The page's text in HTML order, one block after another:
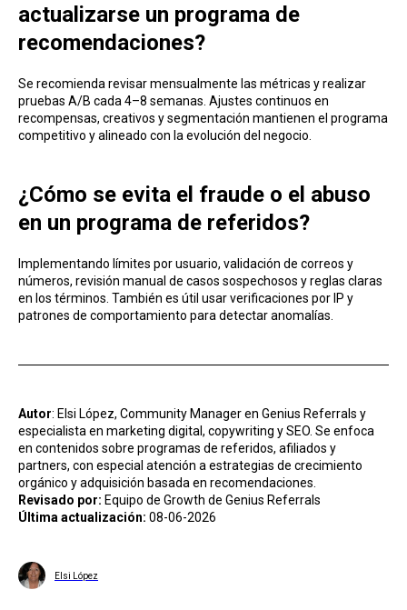
actualizarse un programa de
recomendaciones?
Se recomienda revisar mensualmente las métricas y r ealizar
pruebas A/B cada 4–8 semanas. Ajustes continuos en
recompensas, creativos y segmentación mantienen el programa
competitivo y alineado con la evolución del negocio.
¿Cómo se evita el fraude o el abuso
en un programa de referidos?
Implementando límites por usuario, validación d e correos y
números, revisión manual de casos sospechosos y reglas claras
en los términos. También es útil usar verificaciones por IP y
patrones de comportamiento para detectar anomalías.
Autor: Elsi López, Community Manager en Genius Referrals y
especialista en marketing digital, copywriting y SEO. Se enfoca
en contenidos sobre programas de referidos, afiliados y
partners, con especial atención a estrategias de crecimiento
orgánico y adquisición basada en recomendaciones.
Revisado por: Equipo de Growth de Genius Referrals
Última actualización: 08-06-2026
Elsi López